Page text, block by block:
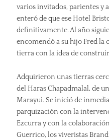
varios invitados, parientes y
enteró de que ese Hotel
definitivamente. Al año
encomendó a su hijo Fred la
tierra con la idea de
Adquirieron unas tierras
del Haras Chapadmalal, de
Marayui. Se inició de
parquización con la
Ezcurra y con la
Guerrico, los viveristas